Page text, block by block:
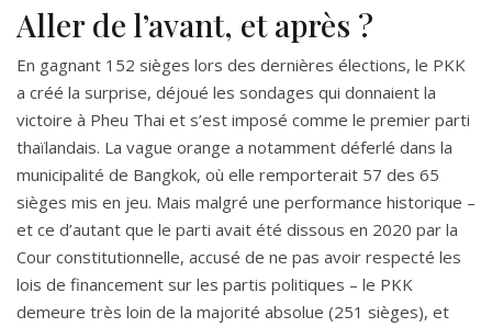
Aller de l’avant, et après ?
En gagnant 152 sièges lors des dernières élections, le PKK
a créé la surprise, déjoué les sondages qui donnaient la
victoire à Pheu Thai et s’est imposé comme le premier parti
thaïlandais. La vague orange a notamment déferlé dans la
municipalité de Bangkok, où elle remporterait 57 des 65
sièges mis en jeu. Mais malgré une performance historique –
et ce d’autant que le parti avait été dissous en 2020 par la
Cour constitutionnelle, accusé de ne pas avoir respecté les
lois de financement sur les partis politiques – le PKK
demeure très loin de la majorité absolue (251 sièges), et